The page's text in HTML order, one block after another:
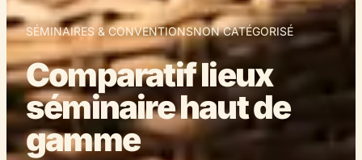
SÉMINAIRES & CONVENTIONSNON CATÉGORISÉ
Comparatif lieux
séminaire haut de
gamme